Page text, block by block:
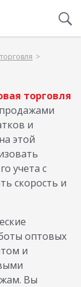
торговля
и
этой
учета с
скорость и
оптовых
и
Вы